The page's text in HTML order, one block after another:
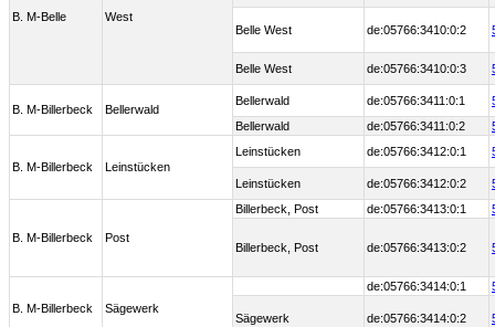
B. M-Belle West
Belle West de:05766:3410:0:2
Belle West de:05766:3410:0:3
B. M-Billerbeck Bellerwald
Bellerwald de:05766:3411:0:1
Bellerwald
de:05766:3411:0:2
B. M-Billerbeck Leinstücken
Leinstücken de:05766:3412:0:1
Leinstücken de:05766:3412:0:2
B. M-Billerbeck Post
Billerbeck, Post de:05766:3413:0:1
Billerbeck, Post de:05766:3413:0:2
B. M-Billerbeck Sägewerk
de:05766:3414:0:1
Sägewerk de:05766:3414:0:2